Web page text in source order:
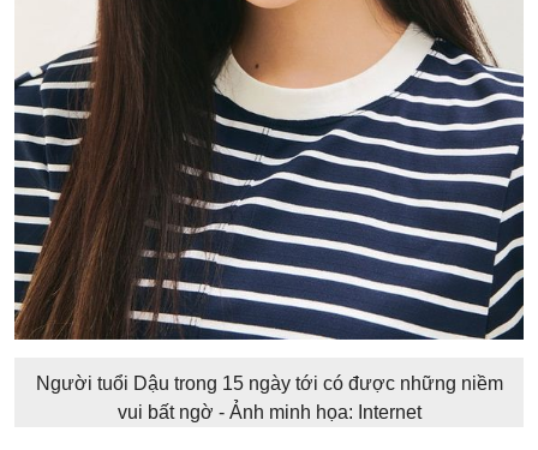
Người tuổi Dậu trong 15 ngày tới có được những niềm
vui bất ngờ - Ảnh minh họa: Internet